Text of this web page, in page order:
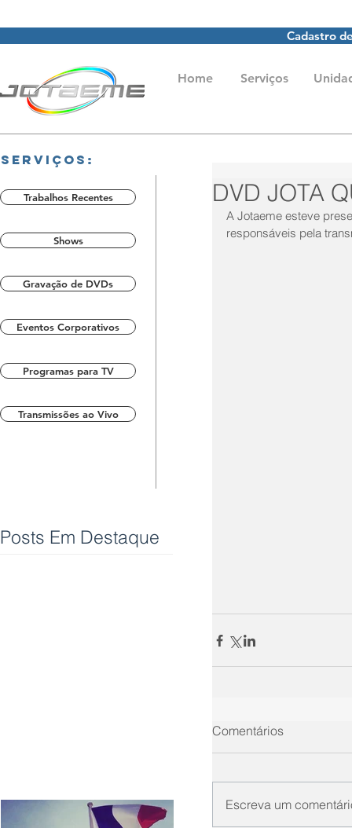
Cadastro
Home Serviços
Serviços:
Trabalhos Recentes
Shows
Gravação de DVDs
Eventos Corporativos
Programas para TV
Transmissões ao Vivo
Posts Em Destaque
DVD JOTA
A Jotaeme esteve
responsáveis pela
Comentários
Escreva um